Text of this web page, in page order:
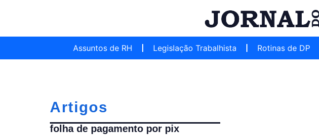
Assuntos de RH Legislação Trabalhista Rotinas de DP
Artigos
folha de pagamento por pix